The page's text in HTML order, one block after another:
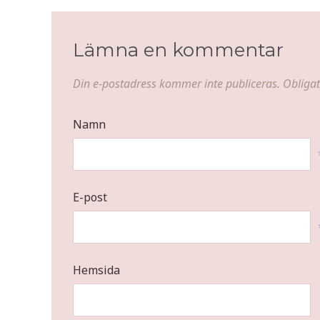
Lämna en kommentar
Din e-postadress kommer inte publiceras.
Namn
E-post
Hemsida